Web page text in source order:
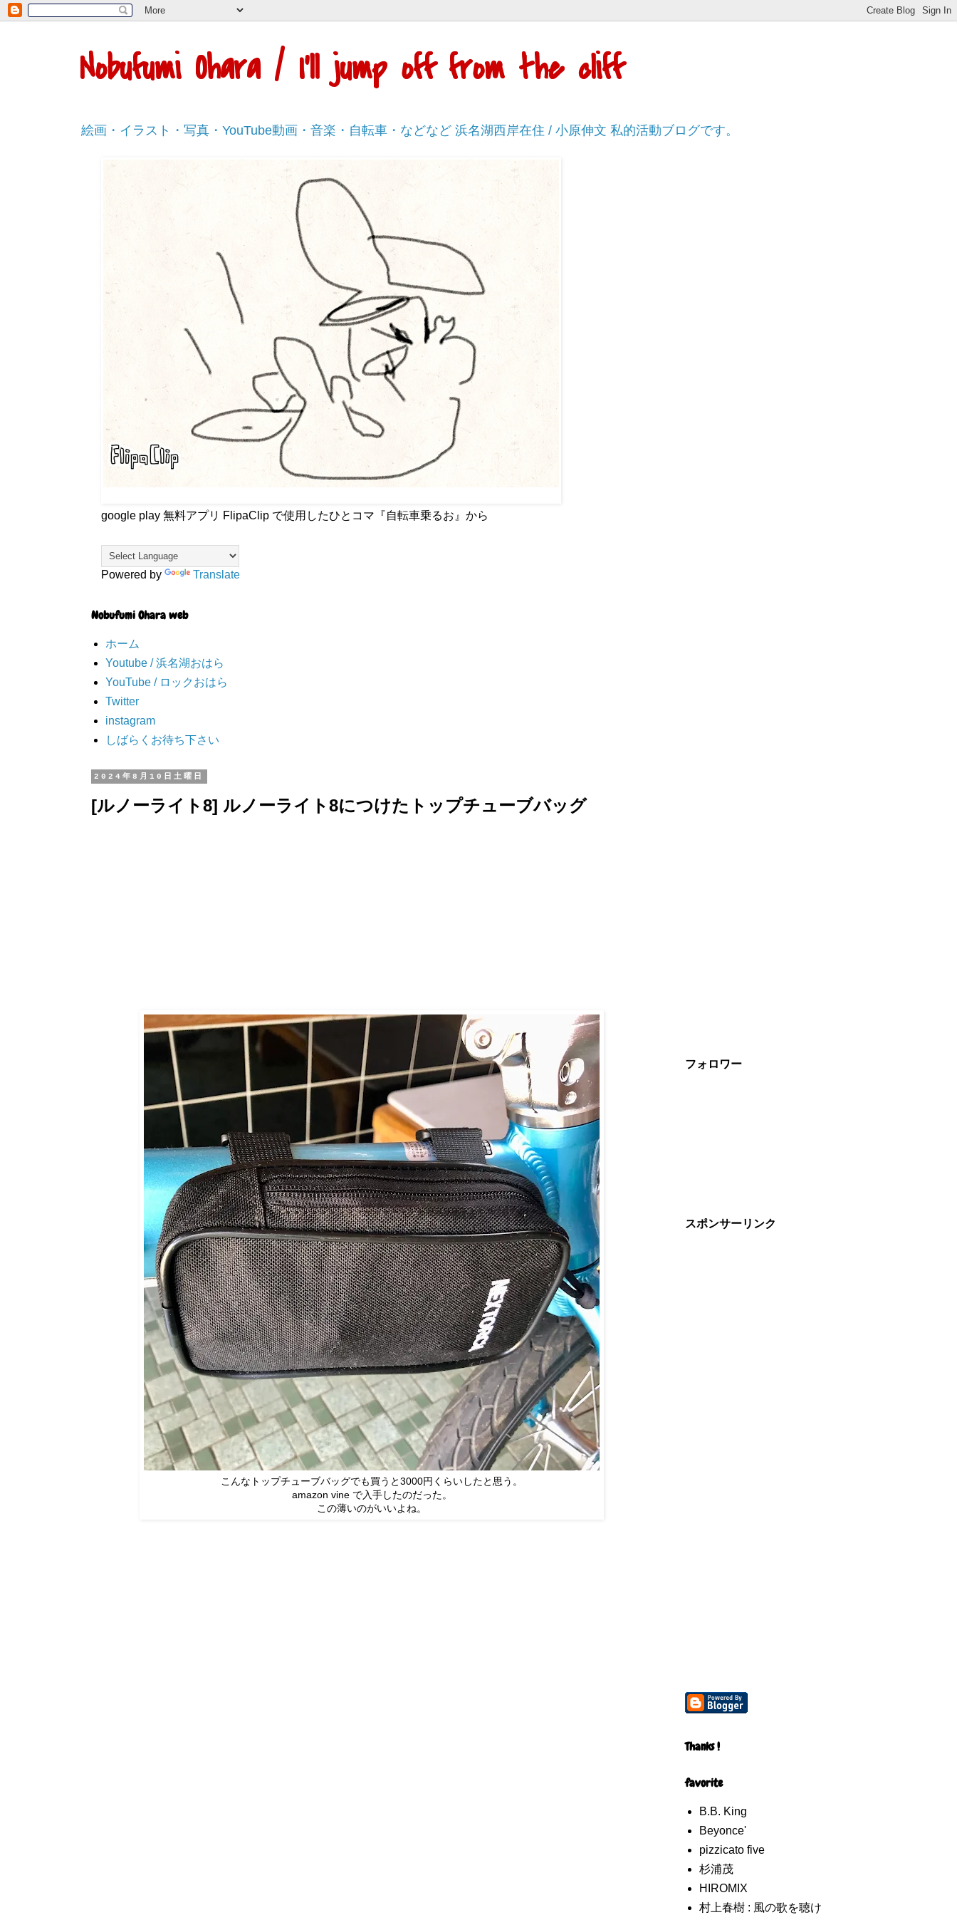
Nobufumi Ohara / I'll jump off from the cliff
絵画・イラスト・写真・YouTube動画・音楽・自転車・などなど 浜名湖西岸在住 / 小原伸文 私的活動ブログです。
google play 無料アプリ FlipaClip で使用したひとコマ『自転車乗るお』から
Powered by Translate
Nobufumi Ohara web
ホーム
Youtube / 浜名湖おはら
YouTube / ロックおはら
Twitter
instagram
しばらくお待ち下さい
2024年8月10日土曜日
[ルノーライト8] ルノーライト8につけたトップチューブバッグ
こんなトップチューブバッグでも買うと3000円くらいしたと思う。
amazon vine で入手したのだった。
この薄いのがいいよね。
フォロワー
スポンサーリンク
Thanks !
favorite
B.B. King
Beyonce'
pizzicato five
杉浦茂
HIROMIX
村上春樹 : 風の歌を聴け